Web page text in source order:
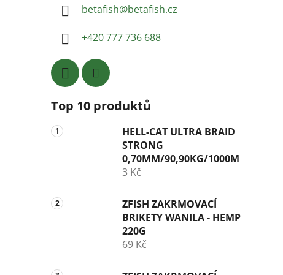
betafish@betafish.cz
+420 777 736 688
Top 10 produktů
HELL-CAT ULTRA BRAID
STRONG
0,70MM/90,90KG/1000M
3 Kč
ZFISH ZAKRMOVACÍ
BRIKETY WANILA - HEMP
220G
69 Kč